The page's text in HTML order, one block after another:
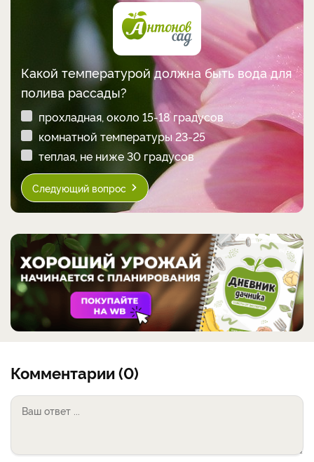
Какой температурой должна быть вода для
полива рассады?
прохладная, около 15-18 градусов
комнатной температуры 23-25
теплая, не ниже 30 градусов
Следующий вопрос
Комментарии (0)